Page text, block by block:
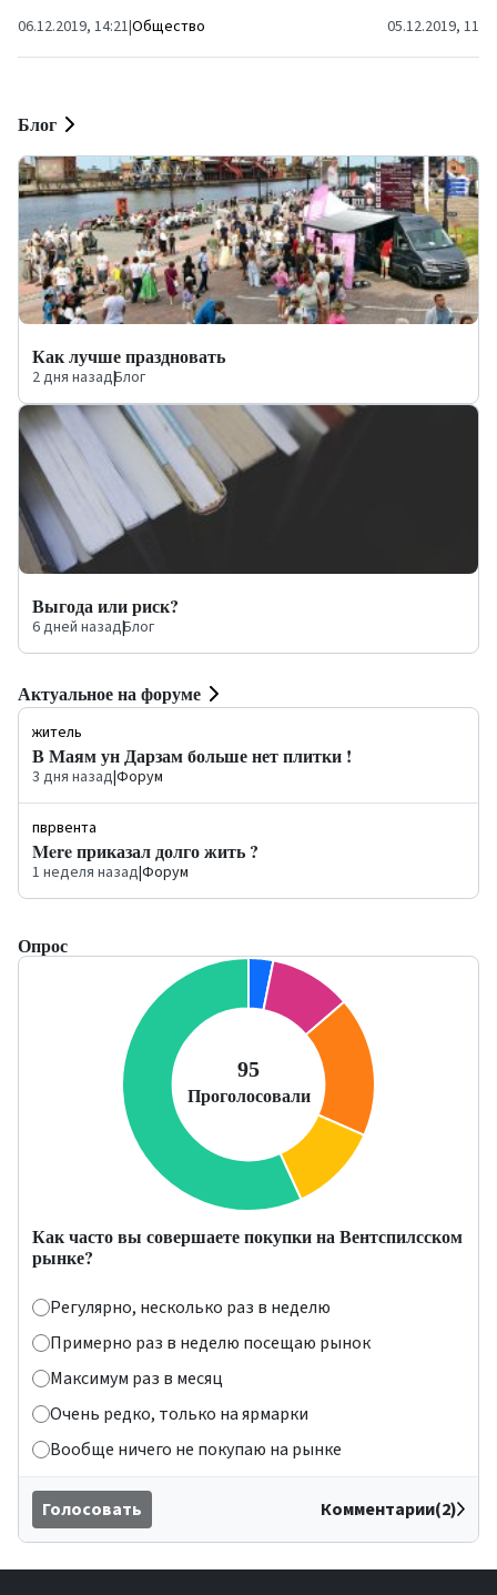
06.12.2019, 14:21|Общество 05.12.2019, 11:18
Блог
Как лучше праздновать
2 дня назад|Блог
Выгода или риск?
6 дней назад|Блог
Актуальное на форуме
житель
В Маям ун Дарзам больше нет плитки !
3 дня назад|Форум
пврвента
Mere приказал долго жить ?
1 неделя назад|Форум
Опрос
Как часто вы совершаете покупки на Вентспилсском
рынке?
Регулярно, несколько раз в неделю
Примерно раз в неделю посещаю рынок
Максимум раз в месяц
Очень редко, только на ярмарки
Вообще ничего не покупаю на рынке
Голосовать Комментарии(2)